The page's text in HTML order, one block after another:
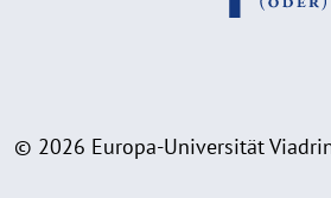
© 2026 Europa-Universität